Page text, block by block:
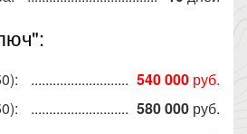
540 000 руб.
580 000 руб.